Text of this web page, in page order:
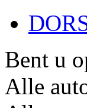
Bent u
Alle